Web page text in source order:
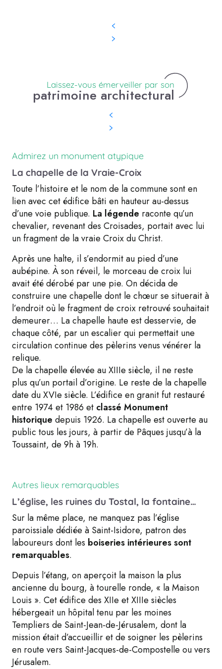
Laissez-vous émerveiller par son
patrimoine architectural
Admirez un monument atypique
La chapelle de la Vraie-Croix
Toute l’histoire et le nom de la commune sont en
lien avec cet édifice bâti en hauteur au-dessus
d’une voie publique. La légende raconte qu’un
chevalier, revenant des Croisades, portait avec lui
un fragment de la vraie Croix du Christ.
Après une halte, il s’endormit au pied d’une
aubépine. À son réveil, le morceau de croix lui
avait été dérobé par une pie. On décida de
construire une chapelle dont le chœur se situerait à
l’endroit où le fragment de croix retrouvé souhaitait
demeurer… La chapelle haute est desservie, de
chaque côté, par un escalier qui permettait une
circulation continue des pèlerins venus vénérer la
relique.
De la chapelle élevée au XIIIe siècle, il ne reste
plus qu’un portail d’origine. Le reste de la chapelle
date du XVIe siècle. L’édifice en granit fut restauré
entre 1974 et 1986 et classé Monument
historique depuis 1926. Lachapelle est ouverte au
public tous les jours, à partir de Pâques jusqu’à la
Toussaint, de 9h à 19h.
Autres lieux remarquables
L’église, les ruines du Tostal, la fontaine…
Sur la même place, ne manquez pas l’église
paroissiale dédiée à Saint-Isidore, patron des
laboureurs dont les boiseries intérieures sont
remarquables.
Depuis l’étang, on aperçoit la maison la plus
ancienne du bourg, à tourelle ronde, « la Maison
Louis ». Cet édifice des XIIe et XIIIe siècles
hébergeait un hôpital tenu par les moines
Templiers de Saint-Jean-de-Jérusalem, dont la
mission était d’accueillir et de soigner les pèlerins
en route vers Saint-Jacques-de-Compostelle ou vers
Jérusalem.